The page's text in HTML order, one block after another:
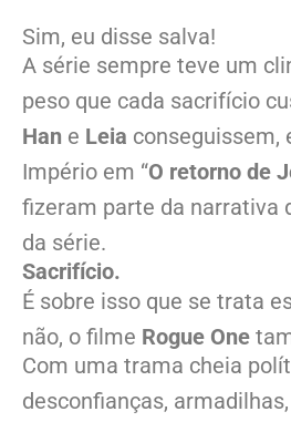
Sim, eu disse salva!
A série sempre teve um
peso que cada sacrifício
Han e Leia conseguissem,
Império em “O retorno de
fizeram parte da narrativa
da série.
Sacrifício.
É sobre isso que se trata
não, o filme Rogue One
Com uma trama cheia
desconfianças,